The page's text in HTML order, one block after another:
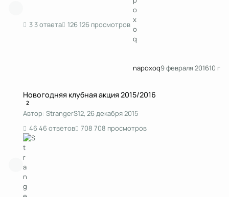
3 ответа 126 просмотров
napoxoq9 февраля 201610 г
Новогодняя клубная акция 2015/2016
2
Автор: StrangerS12, 26 декабря 2015
46 ответов
708 просмотров